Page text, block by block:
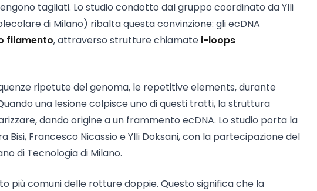
tagliati. Lo studio condotto dal gruppo coordinato da Ylli
di Milano) ribalta questa convinzione: gli ecDNA
filamento, attraverso strutture chiamate i-loops
ripetute del genoma, le repetitive elements, durante
una lesione colpisce uno di questi tratti, la struttura
dando origine a un frammento ecDNA. Lo studio porta la
Bisi, Francesco Nicassio e Ylli Doksani, con la partecipazione del
di Tecnologia di Milano.
più comuni delle rotture doppie. Questo significa che la